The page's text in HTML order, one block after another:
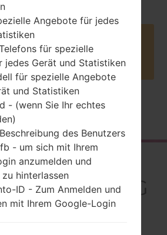
on Amazon
Serie →LG Bliss →LG700
akaLG
Bliss
Angebote für jedes
für spezielle
jedes Gerät und Statistiken
für spezielle Angebote
und Statistiken
- (wenn Sie Ihr echtes
des Benutzers
- um sich mit Ihrem
anzumelden und
hinterlassen
ID - Zum Anmelden und
mit Ihrem Google-Login